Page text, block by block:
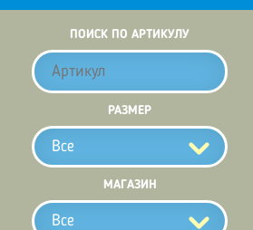
ПОИСК ПО АРТИКУЛУ
РАЗМЕР
Все
МАГАЗИН
Все